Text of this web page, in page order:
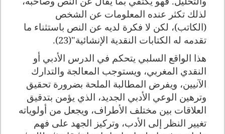
لذلك تكثر عنده المعلومات عن الشخص
(الكاتب)، لكن لا فكرة لديه عن النص باستثناء ما
تقدمه له الكتابات النقدية الإنشائية"(23).
هذا الواقع السلبي يتحكم في الدرس الأدبي أو
النقدي المغربي، ويستوجب المعالجة والتدارك
الآنيين، ويفرض المطالبة الملحة بضرورة تحقيق
وترهين الوعي الأدبي الجديد، الذي يؤمن بتدقيق
العلاقات بين مختلف الأطراف، ويجعل من أولوياته
تغيير النظر إلى الأدب، وتركيز الجهد على فهم